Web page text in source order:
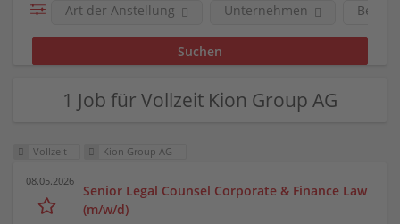
Art der Anstellung Unternehmen
1 Job für Vollzeit Kion Group AG
Vollzeit Kion Group AG
08.05.2026
Senior Legal Counsel Corporate & Finance Law
(m/w/d)